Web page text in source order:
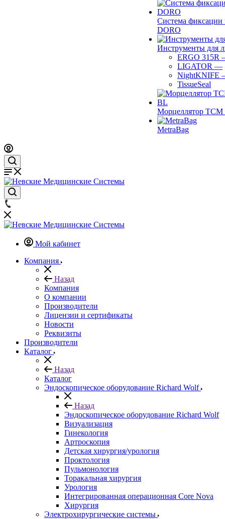
Система фиксации
DORO
Инструменты для
ERGO 315R
LIGATOR —
NightKNIFE
TissueSeal
Морцеллятор ТСМ
MetraBag
Мой кабинет
Компания
Назад
Компания
О компании
Производители
Лицензии и сертификаты
Новости
Реквизиты
Производители
Каталог
Назад
Каталог
Эндоскопическое оборудование Richard Wolf
Назад
Эндоскопическое оборудование Richard Wolf
Визуализация
Гинекология
Артроскопия
Детская хирургия/урология
Проктология
Пульмонология
Торакальная хирургия
Урология
Интегрированная операционная Core Nova
Хирургия
Электрохирургические системы